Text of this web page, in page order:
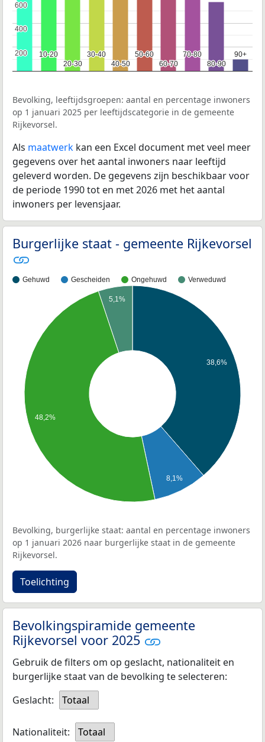
10-20
10-20
20-30
20-30
30-40
30-40
40-50
40-50
50-60
50-60
60-70
60-70
70-80
70-80
80-90
80-90
90+
90+
200
200
400
400
600
600
Bevolking, leeftijdsgroepen: aantal en percentage inwoners
op 1 januari 2025 per leeftijdscategorie in de gemeente
Rijkevorsel.
Als maatwerk kan een Excel document met veel meer
gegevens over het aantal inwoners naar leeftijd
geleverd worden. De gegevens zijn beschikbaar voor
de periode 1990 tot en met 2026 met het aantal
inwoners per levensjaar.
Burgerlijke staat - gemeente Rijkevorsel
Gehuwd Gescheiden Ongehuwd Verweduwd
38,6%
8,1%
5,1%
48,2%
Bevolking, burgerlijke staat: aantal en percentage inwoners
op 1 januari 2026 naar burgerlijke staat in de gemeente
Rijkevorsel.
Toelichting
Bevolkingspiramide gemeente
Rijkevorsel voor 2025
Gebruik de filters om op geslacht, nationaliteit en
burgerlijke staat van de bevolking te selecteren:
Geslacht:
Totaal
Nationaliteit: Totaal